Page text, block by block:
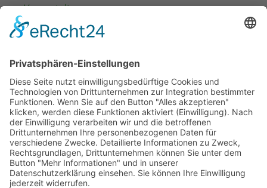
Veranstaltungen.
WhatsApp Kanal
Abonnieren Sie unseren WhatsApp Kanal, so
bleiben Sie immer auf dem Laufenden.